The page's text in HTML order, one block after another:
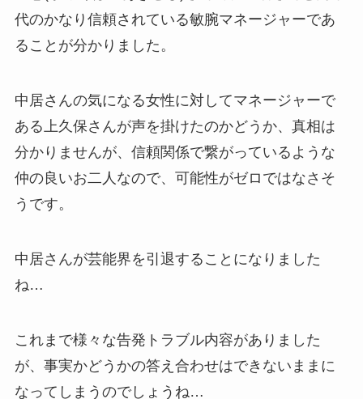
代のかなり信頼されている敏腕マネージャーであ
ることが分かりました。
中居さんの気になる女性に対してマネージャーで
ある上久保さんが声を掛けたのかどうか、真相は
分かりませんが、信頼関係で繋がっているような
仲の良いお二人なので、可能性がゼロではなさそ
うです。
中居さんが芸能界を引退することになりました
ね…
これまで様々な告発トラブル内容がありました
が、事実かどうかの答え合わせはできないままに
なってしまうのでしょうね…